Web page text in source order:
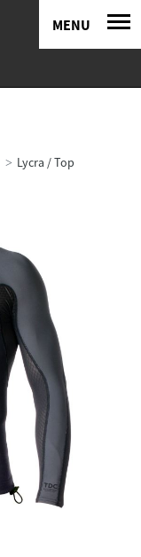
MENU
Lycra / Top